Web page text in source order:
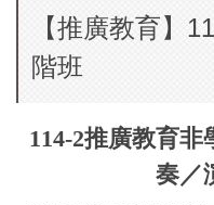
【推廣教育】
階班
114-2推廣教育非
奏／